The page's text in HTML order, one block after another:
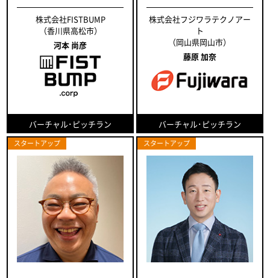
株式会社FISTBUMP
（香川県高松市）
河本 尚彦
バーチャル･ピッチラン
株式会社フジワラテクノアー
ト
（岡山県岡山市）
藤原 加奈
バーチャル･ピッチラン
スタートアップ スタートアップ